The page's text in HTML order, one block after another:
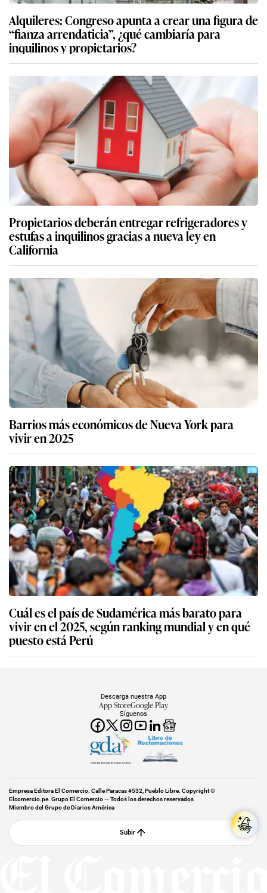
Alquileres: Congreso apunta a crear una figura de
“fianza arrendaticia”, ¿qué cambiaría para
inquilinos y propietarios?
Propietarios deberán entregar refrigeradores y
estufas a inquilinos gracias a nueva ley en
California
Barrios más económicos de Nueva York para
vivir en 2025
Cuál es el país de Sudamérica más barato para
vivir en el 2025, según ranking mundial y en qué
puesto está Perú
Síguenos
Descarga nuestra App
App StoreGoogle Play
Miembro del Grupo de Diarios América
Empresa Editora El Comercio. Calle Paracas #532, Pueblo Libre. Copyright ©
Elcomercio.pe. Grupo El Comercio — Todos los derechos reservados
Miembro del Grupo de Diarios América
Subir